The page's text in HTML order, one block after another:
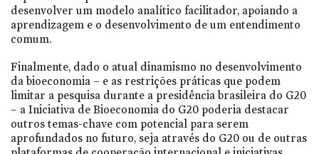
desenvolver um modelo analítico facilitador, apoiando a
aprendizagem e o desenvolvimento de um entendimento
comum.
Finalmente, dado o atual dinamismo no desenvolvimento
da bioeconomia – e as restrições práticas que podem
limitar a pesquisa durante a presidência brasileira do G20
– a Iniciativa de Bioeconomia do G20 poderia destacar
outros temas-chave com potencial para serem
aprofundados no futuro, seja através do G20 ou de outras